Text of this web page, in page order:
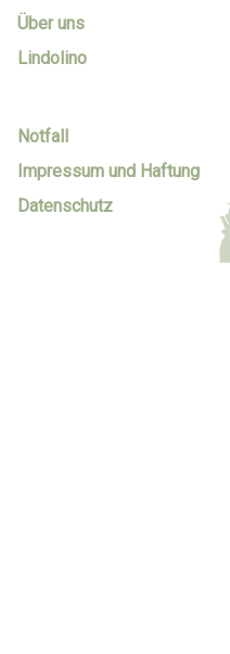
Über uns
Lindolino
Notfall
Impressum und Haftung
Datenschutz